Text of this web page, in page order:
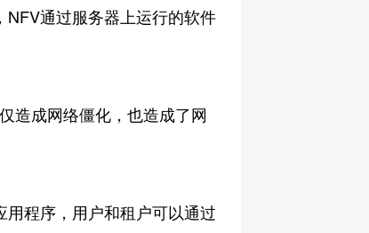
通过服务器上运行的软件
造成网络僵化，也造成了网
程序，用户和租户可以通过